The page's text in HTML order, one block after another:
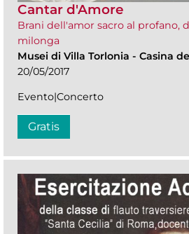
Cantar d'Amore
Brani dell'amor sacro al profano,
milonga
Musei di Villa Torlonia - Casina
20/05/2017
Evento|Concerto
Gratis